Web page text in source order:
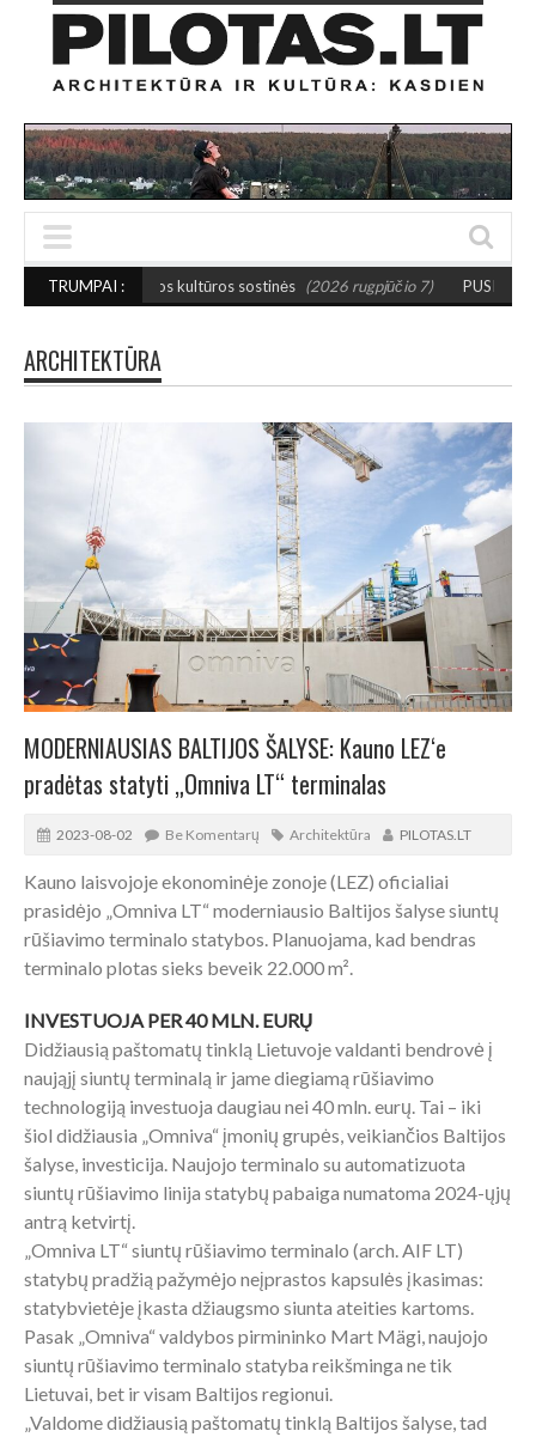
TRUMPAI :
kultūros sostinės (2026 rugpjūčio 7) PUSIAUSVYROS AKTAS
ARCHITEKTŪRA
MODERNIAUSIAS BALTIJOS ŠALYSE: Kauno LEZ‘e
pradėtas statyti „Omniva LT“ terminalas
2023-08-02 Be Komentarų Architektūra PILOTAS.LT
Kauno laisvojoje ekonominėje zonoje (LEZ) oficialiai
prasidėjo „Omniva LT“ moderniausio Baltijos šalyse siuntų
rūšiavimo terminalo statybos. Planuojama, kad bendras
terminalo plotas sieks beveik 22.000 m².
INVESTUOJA PER 40 MLN. EURŲ
Didžiausią paštomatų tinklą Lietuvoje valdanti bendrovė į
naująjį siuntų terminalą ir jame diegiamą rūšiavimo
technologiją investuoja daugiau nei 40 mln. eurų. Tai – iki
šiol didžiausia „Omniva“ įmonių grupės, veikiančios Baltijos
šalyse, investicija. Naujojo terminalo su automatizuota
siuntų rūšiavimo linija statybų pabaiga numatoma 2024-ųjų
antrą ketvirtį.
„Omniva LT“ siuntų rūšiavimo terminalo (arch. AIF LT)
statybų pradžią pažymėjo neįprastos kapsulės įkasimas:
statybvietėje įkasta džiaugsmo siunta ateities kartoms.
Pasak „Omniva“ valdybos pirmininko Mart Mägi, naujojo
siuntų rūšiavimo terminalo statyba reikšminga ne tik
Lietuvai, bet ir visam Baltijos regionui.
„Valdome didžiausią paštomatų tinklą Baltijos šalyse, tad